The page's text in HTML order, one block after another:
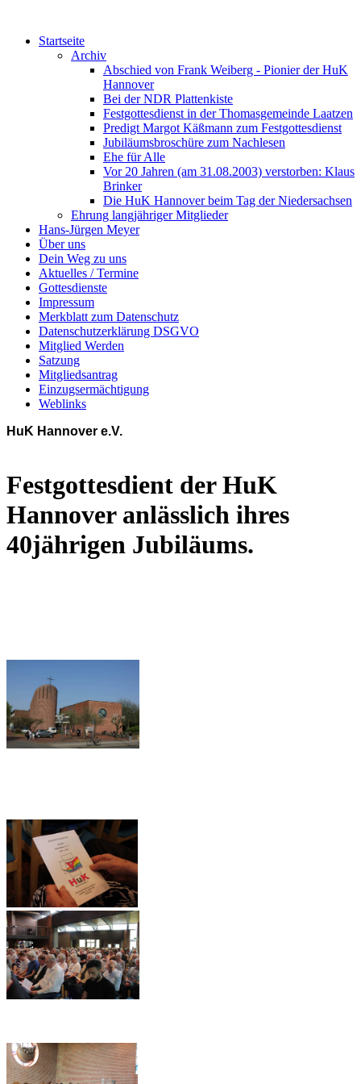
Startseite
Archiv
Abschied von Frank Weiberg - Pionier der HuK
Hannover
Bei der NDR Plattenkiste
Festgottesdienst in der Thomasgemeinde Laatzen
Predigt Margot Käßmann zum Festgottesdienst
Jubiläumsbroschüre zum Nachlesen
Ehe für Alle
Vor 20 Jahren (am 31.08.2003) verstorben: Klaus
Brinker
Die HuK Hannover beim Tag der Niedersachsen
Ehrung langjähriger Mitglieder
Hans-Jürgen Meyer
Über uns
Dein Weg zu uns
Aktuelles / Termine
Gottesdienste
Impressum
Merkblatt zum Datenschutz
Datenschutzerklärung DSGVO
Mitglied Werden
Satzung
Mitgliedsantrag
Einzugsermächtigung
Weblinks
HuK Hannover e.V.
Festgottesdient der HuK
Hannover anlässlich ihres
40jährigen Jubiläums.